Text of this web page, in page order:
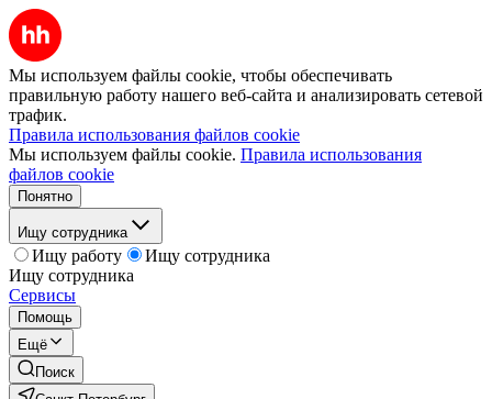
Мы используем файлы cookie, чтобы обеспечивать
правильную работу нашего веб-сайта и анализировать сетевой
трафик.
Правила использования файлов cookie
Мы используем файлы cookie. Правила использования
файлов cookie
Понятно
Ищу сотрудника
Ищу работу
Ищу сотрудника
Ищу сотрудника
Сервисы
Помощь
Ещё
Поиск